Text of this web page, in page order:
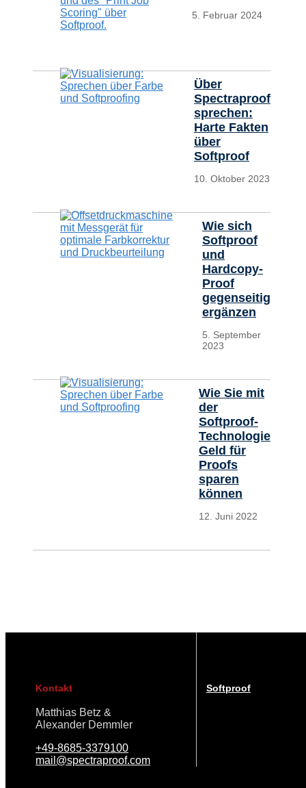
5. Februar 2024
Über
Spectraproof
sprechen:
Harte Fakten
über
Softproof
10. Oktober 2023
Wie sich
Softproof
und
Hardcopy-
Proof
gegenseitig
ergänzen
5. September
2023
Wie Sie mit
der
Softproof-
Technologie
Geld für
Proofs
sparen
können
12. Juni 2022
Kontakt
Matthias Betz &
Alexander Demmler
+49-8685-3379100
mail@spectraproof.com
Softproof